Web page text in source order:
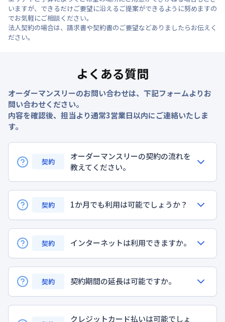
いますが、できるだけご要望に沿えるご提案ができるように努めますの
でお気軽にご相談ください。
法人契約の場合は、請求書や契約書のご要望などありましたらお伝えく
ださい。
よくある質問
オーダーマンスリーのお問い合わせは、下記フォームよりお
問い合わせください。
内容を確認後、担当より通常3営業日以内にご連絡いたしま
す。
契約
オーダーマンスリーの契約の流れを
教えてください。
契約 1か月でも利用は可能でしょうか？
契約 インターネットは利用できますか。
契約 契約期間の延長は可能ですか。
クレジットカード払いは可能でしょ